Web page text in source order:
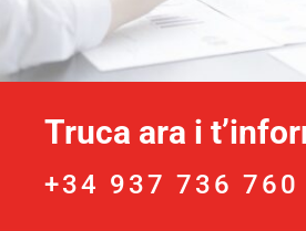
Truca ara i
+34 937 736 760